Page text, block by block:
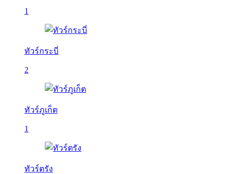
1
ทัวร์กระบี่
2
ทัวร์ภูเก็ต
1
ทัวร์ตรัง